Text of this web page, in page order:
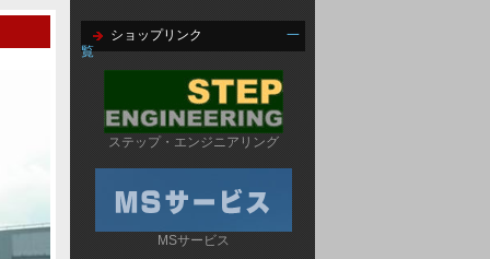
ショップリンク
一
覧
ステップ・エンジニアリング
MSサービス